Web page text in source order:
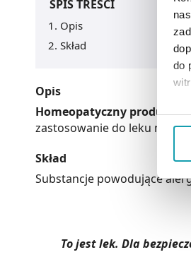
do
SPIS TREŚCI
Opis
Skład
Opis
Homeopatyczny produkt
zastosowanie do leku nie
Skład
Substancje powodujące
To jest lek. Dla